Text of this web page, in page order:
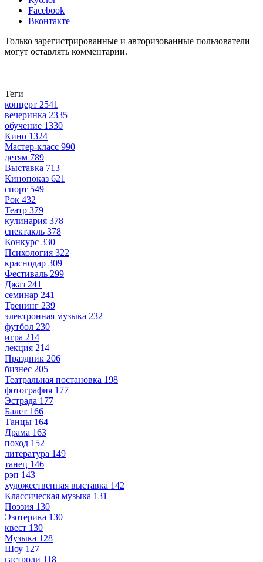
Facebook
Вконтакте
Только зарегистрированные и авторизованные пользователи
могут оставлять комментарии.
Теги
концерт 2541
вечеринка 2335
обучение 1330
Кино 1324
Мастер-класс 990
детям 789
Выставка 713
Кинопоказ 621
спорт 549
Рок 432
Театр 379
кулинария 378
спектакль 378
Конкурс 330
Психология 322
краснодар 309
Фестиваль 299
Джаз 241
семинар 241
Тренинг 239
электронная музыка 232
футбол 230
игра 214
лекция 214
Праздник 206
бизнес 205
Театральная постановка 198
фотография 177
Эстрада 177
Балет 166
Танцы 164
Драма 163
поход 152
литература 149
танец 146
рэп 143
художественная выставка 142
Классическая музыка 131
Поэзия 130
Эзотерика 130
квест 130
Музыка 128
Шоу 127
гастроли 118